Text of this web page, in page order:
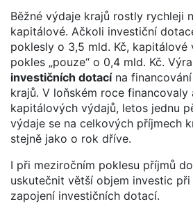
Běžné výdaje krajů rostly rychleji
kapitálové. Ačkoli investiční
poklesly o 3,5 mld. Kč, kapitálové
pokles „pouze“ o 0,4 mld. Kč.
investičních dotacína
krajů. V loňském roce financovaly
kapitálových výdajů, letos jednu
výdaje se na celkových příjmech
stejně jako o rok dříve.
I při meziročním poklesu příjmů
uskutečnit větší objem investic
zapojení investičních dotací.